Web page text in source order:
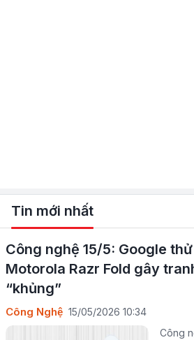
Tin mới nhất
Công nghệ 15/5: Google
Motorola Razr Fold gây
“khủng”
Công Nghệ 15/05/2026 10:34
Công